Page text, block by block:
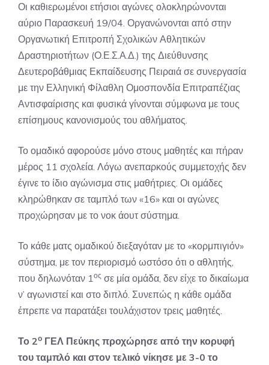
Οι καθιερωμένοι ετήσιοι αγώνες ολοκληρώνονται
αύριο Παρασκευή 19/04. Οργανώνονται από στην
Οργανωτική Επιτροπή Σχολικών Αθλητικών
Δραστηριοτήτων (Ο.Ε.Σ.Α.Δ.) της Διεύθυνσης
Δευτεροβάθμιας Εκπαίδευσης Πειραιά σε συνεργασία
με την Ελληνική Φίλαθλη Ομοσπονδία Επιτραπέζιας
Αντισφαίρισης και φυσικά γίνονται σύμφωνα με τους
επίσημους κανονισμούς του αθλήματος.
Το ομαδικό αφορούσε μόνο στους μαθητές και πήραν
μέρος 11 σχολεία. Λόγω ανεπαρκούς συμμετοχής δεν
έγινε το ίδιο αγώνισμα στις μαθήτριες. Οι ομάδες
κληρώθηκαν σε ταμπλό των «16» και οι αγώνες
προχώρησαν με το νοκ άουτ σύστημα.
Το κάθε ματς ομαδικού διεξαγόταν με το «κορμπιγιόν»
σύστημα, με τον περιορισμό ωστόσο ότι ο αθλητής,
που δηλωνόταν 1ος σε μία ομάδα, δεν είχε το δικαίωμα
ν’ αγωνιστεί και στο διπλό. Συνεπώς η κάθε ομάδα
έπρεπε να παρατάξει τουλάχιστον τρεις μαθητές.
Το 2ο ΓΕΛ Πεύκης προχώρησε από την κορυφή
του ταμπλό και στον τελικό νίκησε με 3-0 το